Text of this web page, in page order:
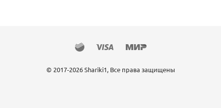
первым
© 2017-2026 Shariki1, Все права защищены